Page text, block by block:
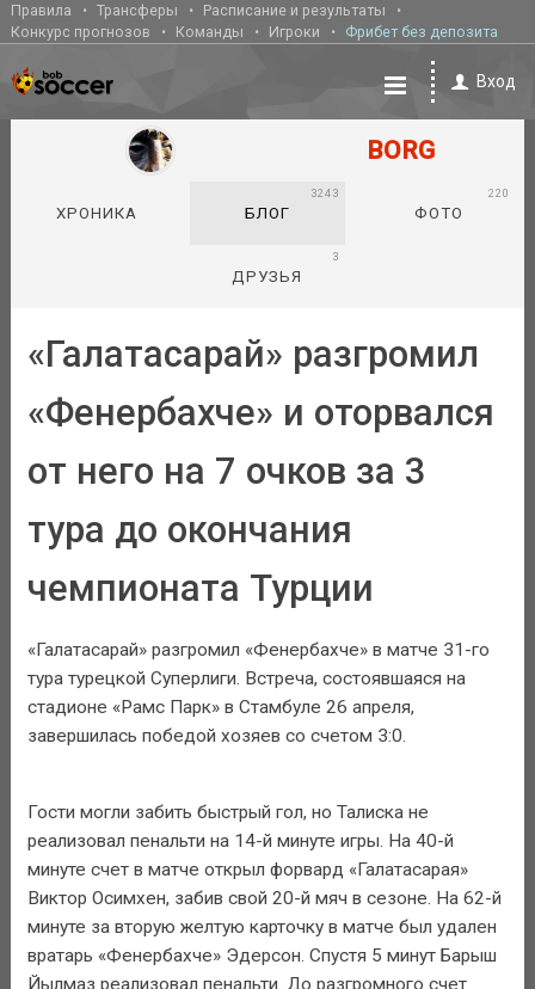
Правила Трансферы
Расписание и результаты
Конкурс прогнозов
Команды Игроки Фрибет без депозита
Вход
BORG
ХРОНИКА БЛОГ
3243
ФОТО
220
ДРУЗЬЯ
3
«Галатасарай» разгромил
«Фенербахче» и оторвался
от него на 7 очков за 3
тура до окончания
чемпионата Турции
«Галатасарай» разгромил «Фенербахче» в матче 31-го
тура турецкой Суперлиги. Встреча, состоявшаяся на
стадионе «Рамс Парк» в Стамбуле 26 апреля,
завершилась победой хозяев со счетом 3:0.
Гости могли забить быстрый гол, но Талиска не
реализовал пенальти на 14-й минуте игры. На 40-й
минуте счет в матче открыл форвард «Галатасарая»
Виктор Осимхен, забив свой 20-й мяч в сезоне. На 62-й
минуте за вторую желтую карточку в матче был удален
вратарь «Фенербахче» Эдерсон. Спустя 5 минут Барыш
Йылмаз реализовал пенальти. До разгромного счет